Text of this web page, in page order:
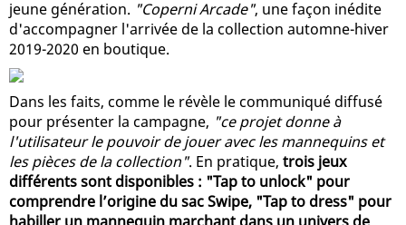
jeune génération. "Coperni Arcade", une façon inédite
d'accompagner l'arrivée de la collection automne-hiver
2019-2020 en boutique.
Dans les faits, comme le révèle le communiqué diffusé
pour présenter la campagne, "ce projet donne à
l'utilisateur le pouvoir de jouer avec les mannequins et
les pièces de la collection". En pratique, trois jeux
différents sont disponibles : "Tap to unlock" pour
comprendre l’origine du sac Swipe, "Tap to dress" pour